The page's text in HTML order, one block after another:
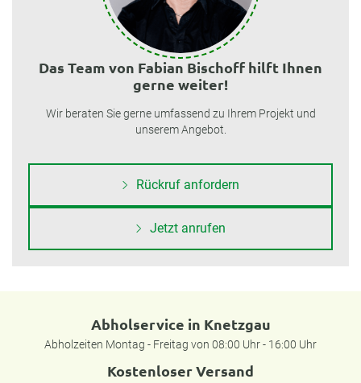
Das Team von Fabian Bischoff hilft Ihnen
gerne weiter!
Wir beraten Sie gerne umfassend zu Ihrem Projekt und
unserem Angebot.
Rückruf anfordern
Jetzt anrufen
Abholservice in Knetzgau
Abholzeiten Montag - Freitag von 08:00 Uhr - 16:00 Uhr
Kostenloser Versand